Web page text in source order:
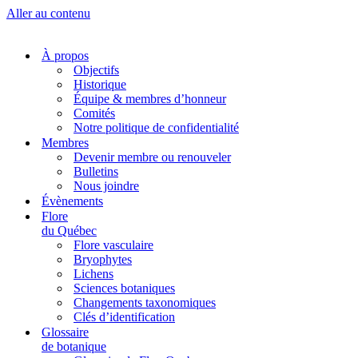
Aller au contenu
À propos
Objectifs
Historique
Équipe & membres d’honneur
Comités
Notre politique de confidentialité
Membres
Devenir membre ou renouveler
Bulletins
Nous joindre
Évènements
Flore
du Québec
Flore vasculaire
Bryophytes
Lichens
Sciences botaniques
Changements taxonomiques
Clés d’identification
Glossaire
de botanique